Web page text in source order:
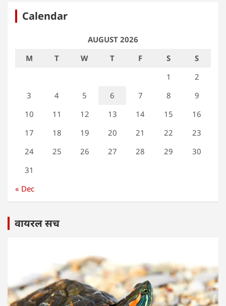
Calendar
AUGUST 2026
M
T W T F S
S
1
2
3
4 5 6 7 8
9
10
11 12 13 14 15
16
17
18 19 20 21 22
23
24
25 26 27 28 29
30
31
« Dec
वायरल सच